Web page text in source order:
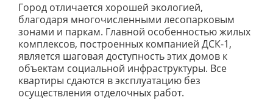
Город отличается хорошей экологией,
благодаря многочисленными лесопарковым
зонами и паркам. Главной особенностью жилых
комплексов, построенных компанией ДСК-1,
является шаговая доступность этих домов к
объектам социальной инфраструктуры. Все
квартиры сдаются в эксплуатацию без
осуществления отделочных работ.